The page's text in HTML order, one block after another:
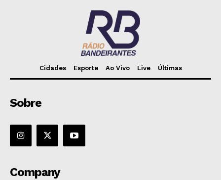
Cidades Esporte Ao Vivo Live Últimas
Sobre
Company